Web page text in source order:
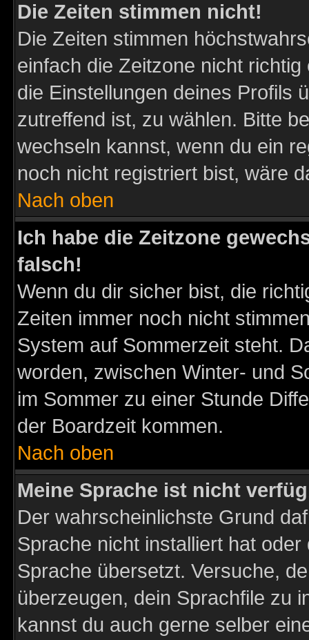
Die Zeiten stimmen nicht!
Die Zeiten stimmen
einfach die Zeitzone nicht
die Einstellungen deines Profils
zutreffend ist, zu wählen. Bitte
wechseln kannst, wenn du ein
noch nicht registriert bist, wäre
Nach oben
Ich habe die Zeitzone
falsch!
Wenn du dir sicher bist, die
Zeiten immer noch nicht
System auf Sommerzeit steht.
worden, zwischen Winter- und
im Sommer zu einer Stunde
der Boardzeit kommen.
Nach oben
Meine Sprache ist nicht
Der wahrscheinlichste Grund
Sprache nicht installiert hat
Sprache übersetzt. Versuche,
überzeugen, dein Sprachfile zu
kannst du auch gerne selber